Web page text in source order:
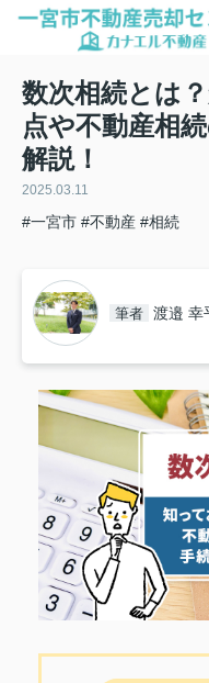
数次相続とは
点や不動産相
解説！
2025.03.11
#一宮市 #不動産 #相続
筆者 渡邉 幸